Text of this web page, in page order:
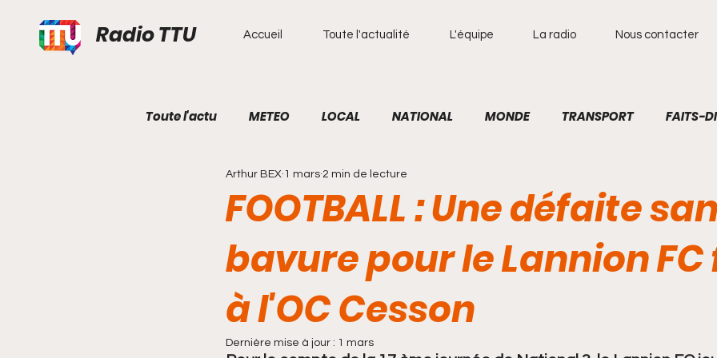
Radio TTU Accueil Toute l'actualité L'équipe La radio Nous contacter
Toute l'actu METEO LOCAL NATIONAL MONDE TRANSPORT FAITS-
ECONOMIE ECOLOGIE RADIO
COTE DE GRANIT ROSE INTERNATIONAL POLITIQUE SPORT
SECOURS EN MER
FOOTBALL : Une défaite
bavure pour le Lannion
à l'OC Cesson
Arthur BEX 1 mars 2 min de lecture
Dernière mise à jour : 1 mars